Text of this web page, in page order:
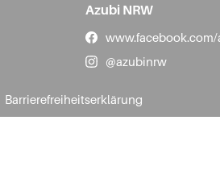
Azubi NRW
@azubinrw
Barrierefreiheitserklärung